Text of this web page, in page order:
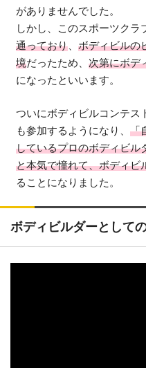
がありませんでした。
しかし、このスポーツクラ
通っており
ボディビルの
境だったため、 次第にボデ
になったといいます。
ついにボディビルコンテス
も参加するようになり、 「
しているプロのボディビル
と本気で憧れて、ボディビ
ることになりました。
ボディビルダーとして